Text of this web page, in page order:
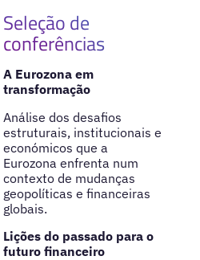
Seleção de
conferências
A Eurozona em
transformação
Análise dos desafios
estruturais, institucionais e
económicos que a
Eurozona enfrenta num
contexto de mudanças
geopolíticas e financeiras
globais.
Lições do passado para o
futuro financeiro